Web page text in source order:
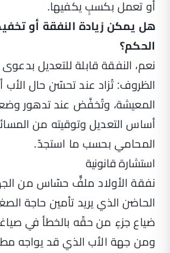
أو تعمل بكسبٍ يكفيها.
هل يمكن زيادة النفقة أو
الحكم؟
نعم، النفقة قابلة للتعديل
الظروف: تُزاد عند تحسّن حال الأب
المعيشة، وتُخفَّض عند تدهور
أساس التعديل وتوقيته من
المحامي بحسب ما استجدّ.
استشارة قانونية
نفقة الأولاد ملفٌّ حسّاس من
الحاضن الذي يريد تأمين حاجة
ضياع جزءٍ من حقّه بالخطأ في
ومن جهة الأب الذي قد يواجه